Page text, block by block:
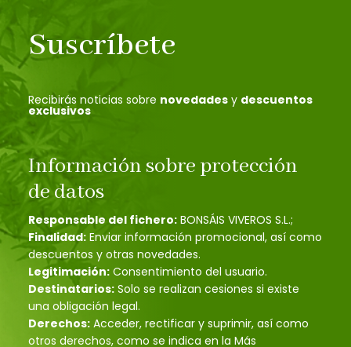
Suscríbete
Recibirás noticias sobre novedades y descuentos
exclusivos
Información sobre protección
de datos
Responsable del fichero: BONSÁIS VIVEROS S.L.;
Finalidad: Enviar información promocional, así como
descuentos y otras novedades.
Legitimación: Consentimiento del usuario.
Destinatarios: Solo se realizan cesiones si existe
una obligación legal.
Derechos: Acceder, rectificar y suprimir, así como
otros derechos, como se indica en la Más